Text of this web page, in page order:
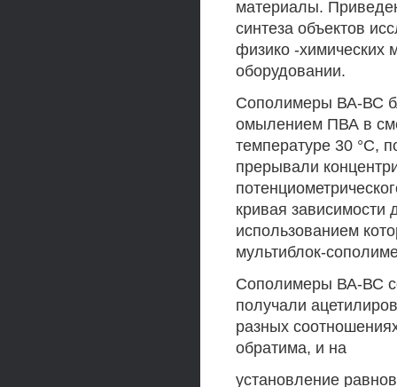
материалы.
синтеза объектов
физико -химических
оборудовании.
Сополимеры ВА-ВС
омылением ПВА в
температуре 30 °С,
прерывали
кривая зависимости
использованием
мультиблок-
Сополимеры ВА-ВС
получали
разных
обратима, и на
установление